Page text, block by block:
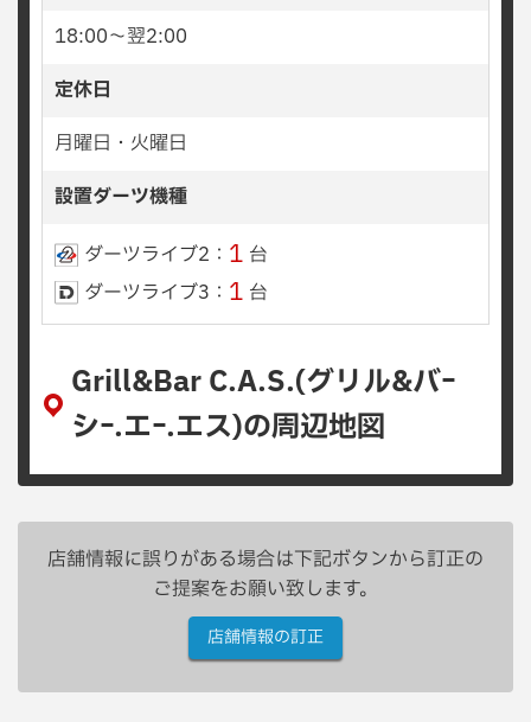
18:00〜翌2:00
定休日
月曜日・火曜日
設置ダーツ機種
ダーツライブ2： 1 台
ダーツライブ3： 1 台
Grill&Bar C.A.S.(グリル&バｰ
シｰ.エｰ.エス)の周辺地図
店舗情報に誤りがある場合は下記ボタンから訂正の
ご提案をお願い致します。
店舗情報の訂正